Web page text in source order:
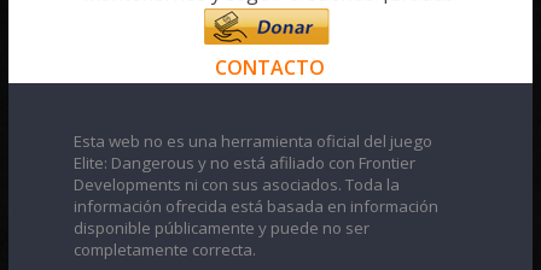
CONTACTO
Esta web no es una herramienta oficial del juego
Elite: Dangerous y no está afiliado con Frontier
Developments ni con sus asociados. Toda la
información ofrecida está basada en información
disponible públicamente y puede no ser
completamente correcta.